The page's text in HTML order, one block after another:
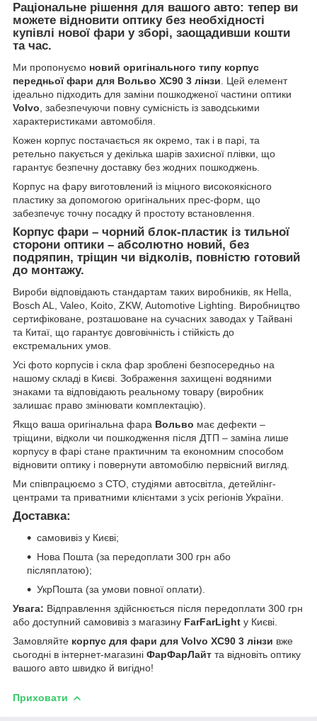
Раціональне рішення для вашого авто: тепер ви
можете відновити оптику без необхідності
купівлі нової фари у зборі, заощадивши кошти
та час.
Ми пропонуємо новий оригінального типу корпус
передньої фари для Вольво ХС90 3 лінзи. Цей елемент
ідеально підходить для заміни пошкодженої частини оптики
Volvo, забезпечуючи повну сумісність із заводськими
характеристиками автомобіля.
Кожен корпус постачається як окремо, так і в парі, та
ретельно пакується у декілька шарів захисної плівки, що
гарантує безпечну доставку без жодних пошкоджень.
Корпус на фару виготовлений із міцного високоякісного
пластику за допомогою оригінальних прес-форм, що
забезпечує точну посадку й простоту встановлення.
Корпус фари – чорний блок-пластик із тильної
сторони оптики – абсолютно новий, без
подряпин, тріщин чи відколів, повністю готовий
до монтажу.
Вироби відповідають стандартам таких виробників, як Hella,
Bosch AL, Valeo, Koito, ZKW, Automotive Lighting. Виробництво
сертифіковане, розташоване на сучасних заводах у Тайвані
та Китаї, що гарантує довговічність і стійкість до
екстремальних умов.
Усі фото корпусів і скла фар зроблені безпосередньо на
нашому складі в Києві. Зображення захищені водяними
знаками та відповідають реальному товару (виробник
залишає право змінювати комплектацію).
Якщо ваша оригінальна фара Вольво має дефекти –
тріщини, відколи чи пошкодження після ДТП – заміна лише
корпусу в фарі стане практичним та економним способом
відновити оптику і повернути автомобілю первісний вигляд.
Ми співпрацюємо з СТО, студіями автосвітла, детейлінг-
центрами та приватними клієнтами з усіх регіонів України.
Доставка:
самовивіз у Києві;
Нова Пошта (за передоплати 300 грн або
післяплатою);
УкрПошта (за умови повної оплати).
Увага: Відправлення здійснюється після передоплати 300 грн
або доступний самовивіз з магазину FarFarLight у Києві.
Замовляйте корпус для фари для Volvo XC90 3 лінзи вже
сьогодні в інтернет-магазині ФарФарЛайт та відновіть оптику
вашого авто швидко й вигідно!
Приховати